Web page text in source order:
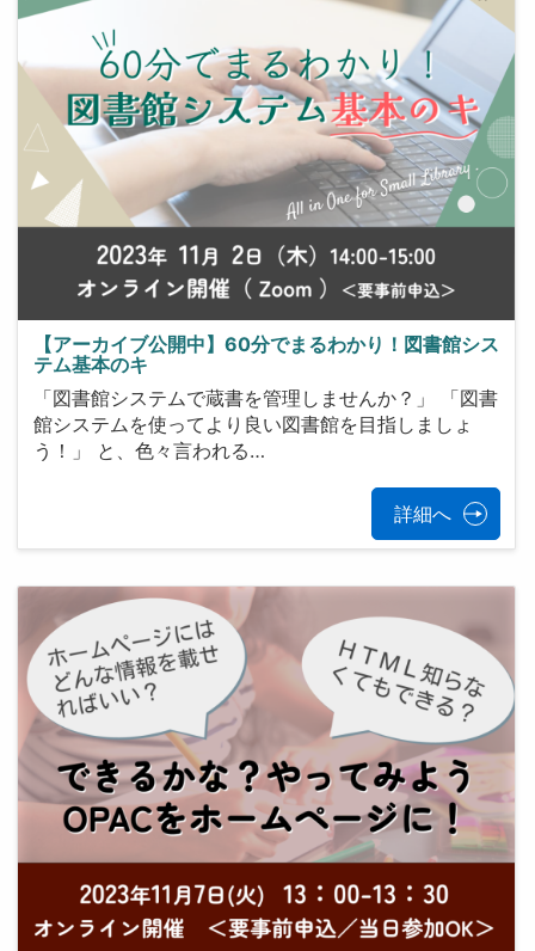
【アーカイブ公開中】60分でまるわかり！図書館シス
テム基本のキ
「図書館システムで蔵書を管理しませんか？」 「図書
館システムを使ってより良い図書館を目指しましょ
う！」 と、色々言われる…
詳細へ